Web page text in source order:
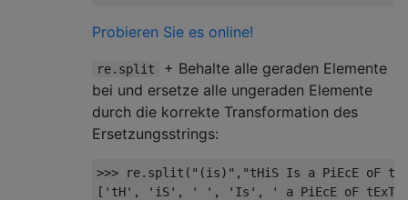
Probieren Sie es online!
re.split
+ Behalte alle geraden Elemente
bei und ersetze alle ungeraden Elemente
durch die korrekte Transformation des
Ersetzungsstrings:
>>> re. split ( "(is)" , "tHiS Is a PiEcE oF
[ 'tH' , 'iS' , ' ' , 'Is' , ' a PiEcE oF tExT'